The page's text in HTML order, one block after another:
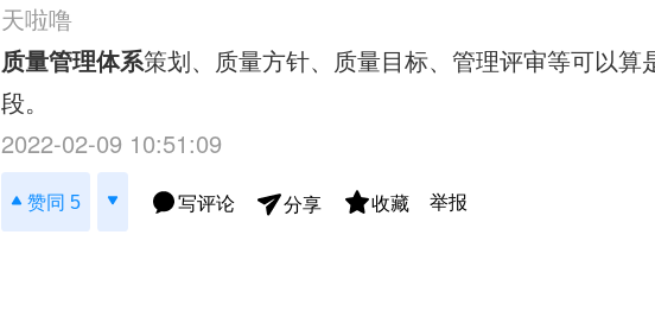
天啦噜
质量管理体系策划、质量方针、质量目标、管理评审等可以算
段。
2022-02-09 10:51:09
赞同 5 写评论 分享 收藏 举报